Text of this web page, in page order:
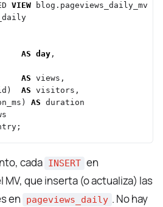
VIEW
blog.pageviews_daily_mv
AS day ,
AS views,
AS visitors,
AS duration
cada INSERT en
MV, que inserta (o actualiza) las
en
pageviews_daily . No hay